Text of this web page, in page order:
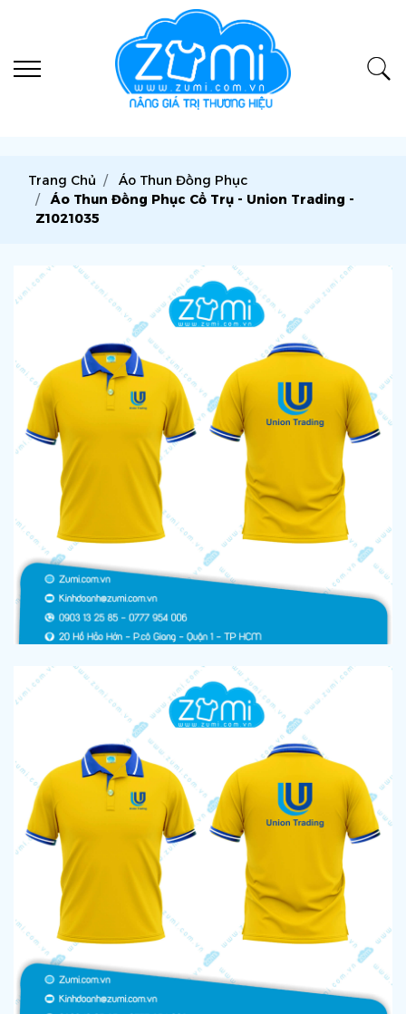
Trang Chủ
Áo Thun Đồng Phục
Áo Thun Đồng Phục Cổ Trụ - Union Trading -
Z1021035